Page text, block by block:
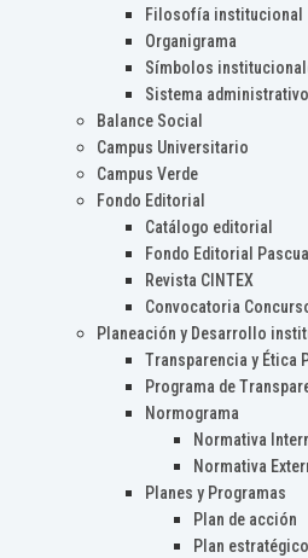
Filosofía institucional
Organigrama
Símbolos
Sistema administrativo
Balance Social
Campus Universitario
Campus Verde
Fondo Editorial
Catálogo editorial
Fondo Editorial
Revista CINTEX
Convocatoria
Planeación y Desarrollo
Transparencia y Ética
Programa de
Normograma
Normativa
Normativa
Planes y Programas
Plan de acción
Plan